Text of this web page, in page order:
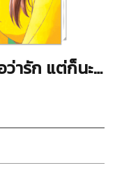
ว่ารัก แต่ก็นะ…